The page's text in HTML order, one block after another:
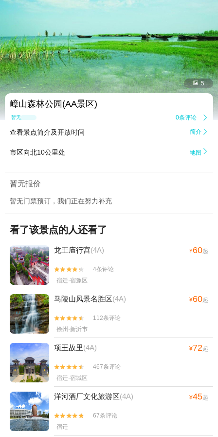
 5
嶂山森林公园(AA景区)
暂无点评 0条评论 
查看景点简介及开放时间 简介 
市区向北10公里处 地图 
暂无报价
暂无门票预订，我们正在努力补充
看了该景点的人还看了
龙王庙行宫(4A) ¥60起


4条评论
宿迁·宿豫区
马陵山风景名胜区(4A) ¥60起


112条评论
徐州·新沂市
项王故里(4A) ¥72起


467条评论
宿迁·宿城区
洋河酒厂文化旅游区(4A) ¥45起


67条评论
宿迁